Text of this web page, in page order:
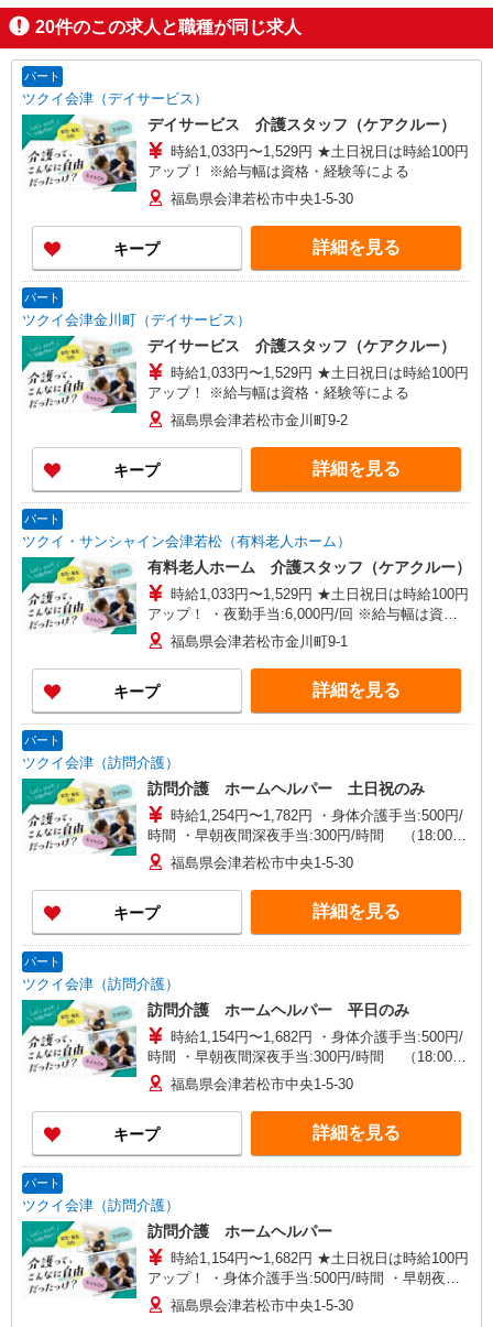
20件のこの求人と職種が同じ求人
パート
ツクイ会津（デイサービス）
デイサービス 介護スタッフ（ケアクルー）
時給1,033円〜1,529円 ★土日祝日は時給100円
アップ！ ※給与幅は資格・経験等による
福島県会津若松市中央1-5-30
キープ 詳細を見る
パート
ツクイ会津金川町（デイサービス）
デイサービス 介護スタッフ（ケアクルー）
時給1,033円〜1,529円 ★土日祝日は時給100円
アップ！ ※給与幅は資格・経験等による
福島県会津若松市金川町9-2
キープ 詳細を見る
パート
ツクイ・サンシャイン会津若松（有料老人ホーム）
有料老人ホーム 介護スタッフ（ケアクルー）
時給1,033円〜1,529円 ★土日祝日は時給100円
アップ！ ・夜勤手当:6,000円/回 ※給与幅は資
格・経験等による
福島県会津若松市金川町9-1
キープ 詳細を見る
パート
ツクイ会津（訪問介護）
訪問介護 ホームヘルパー 土日祝のみ
時給1,254円〜1,782円 ・身体介護手当:500円/
時間 ・早朝夜間深夜手当:300円/時間 （18:00〜
翌07:59の時間帯） ・ICT手当:2,000円/月 ・深夜
割増は別途支給 ・ケア→ケアの移動時間も賃金
（時給）を支給 ・土日祝日手当:100円/時間含む
・特定事業所加算手当:60円/時間含む ※給与幅は
資格・経験等による
福島県会津若松市中央1-5-30
キープ 詳細を見る
パート
ツクイ会津（訪問介護）
訪問介護 ホームヘルパー 平日のみ
時給1,154円〜1,682円 ・身体介護手当:500円/
時間 ・早朝夜間深夜手当:300円/時間 （18:00〜
翌07:59の時間帯） ・ICT手当:2,000円/月 ・深夜
割増は別途支給 ・ケア→ケアの移動時間も賃金
（時給）を支給 ・特定事業所加算手当:60円/時間
含む ※給与幅は資格・経験等による
福島県会津若松市中央1-5-30
キープ 詳細を見る
パート
ツクイ会津（訪問介護）
訪問介護 ホームヘルパー
時給1,154円〜1,682円 ★土日祝日は時給100円
アップ！ ・身体介護手当:500円/時間 ・早朝夜間
深夜手当:300円/時間 （18:00〜翌07:59の時間
帯） ・ICT手当:2,000円/月 ・深夜割増は別途支給
福島県会津若松市中央1-5-30